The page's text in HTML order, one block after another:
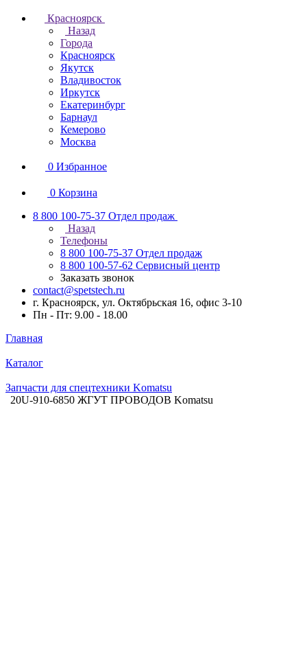
Красноярск
Назад
Города
Красноярск
Якутск
Владивосток
Иркутск
Екатеринбург
Барнаул
Кемерово
Москва
0 Избранное
0 Корзина
8 800 100-75-37 Отдел продаж
Назад
Телефоны
8 800 100-75-37 Отдел продаж
8 800 100-57-62 Сервисный центр
Заказать звонок
contact@spetstech.ru
г. Красноярск, ул. Октябрьская 16, офис 3-10
Пн - Пт: 9.00 - 18.00
Главная
Каталог
Запчасти для спецтехники Komatsu
20U-910-6850 ЖГУТ ПРОВОДОВ Komatsu